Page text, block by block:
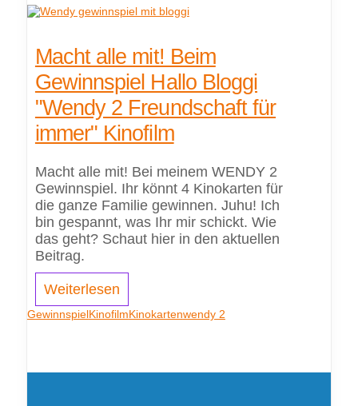
Macht alle mit! Beim
Gewinnspiel Hallo Bloggi
"Wendy 2 Freundschaft für
immer" Kinofilm
Macht alle mit! Bei meinem WENDY 2
Gewinnspiel. Ihr könnt 4 Kinokarten für
die ganze Familie gewinnen. Juhu! Ich
bin gespannt, was Ihr mir schickt. Wie
das geht? Schaut hier in den aktuellen
Beitrag.
Weiterlesen
GewinnspielKinofilmKinokartenwendy 2